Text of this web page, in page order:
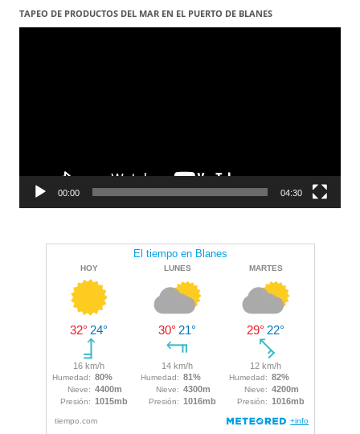
per
TAPEO DE PRODUCTOS DEL MAR EN EL PUERTO DE BLANES
Reproductor
00:00 04:30